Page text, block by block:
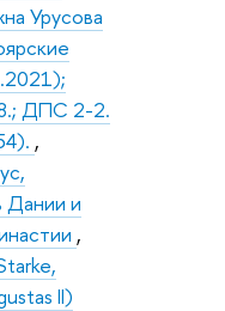
Урусова
ДПС 2-2.
,
Дании и
,
II)